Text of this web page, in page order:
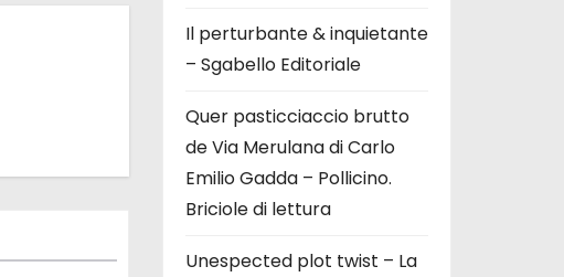
Il perturbante & inquietante
– Sgabello Editoriale
Quer pasticciaccio brutto
de Via Merulana di Carlo
Emilio Gadda – Pollicino.
Briciole di lettura
Unespected plot twist – La